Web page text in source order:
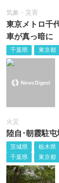
気象・災害
東京メトロ千
車が真っ暗に
千葉県 東京都
火災
陸自･朝霞駐屯
茨城県 栃木県
千葉県
東京都